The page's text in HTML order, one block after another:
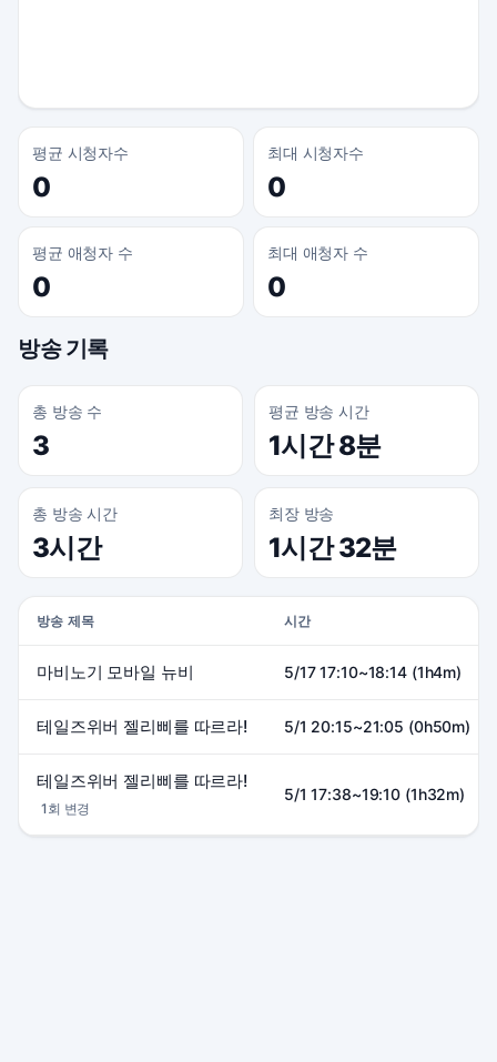
평균 시청자수
0
최대 시청자수
0
평균 애청자 수
0
최대 애청자 수
0
방송 기록
총 방송 수
3
평균 방송 시간
1시간 8분
총 방송 시간
3시간
최장 방송
1시간 32분
방송 제목 시간
마비노기 모바일 뉴비 5/17 17:10~18:14 (1h4m)
테일즈위버 젤리삐를 따르라! 5/1 20:15~21:05 (0h50m)
테일즈위버 젤리삐를 따르라!
1회 변경
5/1 17:38~19:10 (1h32m)